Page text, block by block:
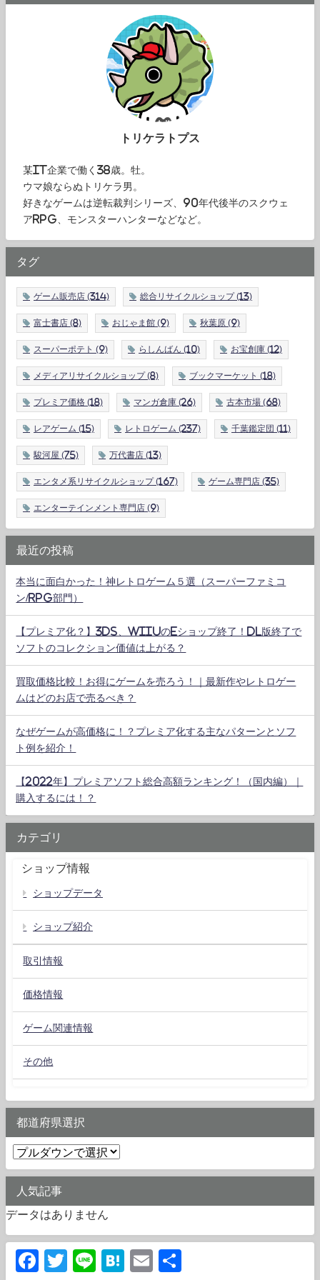
トリケラトプス
某IT企業で働く38歳。牡。
ウマ娘ならぬトリケラ男。
好きなゲームは逆転裁判シリーズ、90年代後半のスクウェ
アRPG、モンスターハンターなどなど。
タグ
ゲーム販売店 (314) 総合リサイクルショップ (13)
富士書店 (8) おじゃま館 (9) 秋葉原 (9)
スーパーポテト (9) らしんばん (10) お宝創庫 (12)
メディアリサイクルショップ (8) ブックマーケット (18)
プレミア価格 (18) マンガ倉庫 (26) 古本市場 (68)
レアゲーム (15) レトロゲーム (237) 千葉鑑定団 (11)
駿河屋 (75) 万代書店 (13)
エンタメ系リサイクルショップ (167) ゲーム専門店 (35)
エンターテインメント専門店 (9)
最近の投稿
本当に面白かった！神レトロゲーム５選（スーパーファミコ
ン/RPG部門）
【プレミア化？】3DS、WiiUのeショップ終了！DL版終了で
ソフトのコレクション価値は上がる？
買取価格比較！お得にゲームを売ろう！｜最新作やレトロゲー
ムはどのお店で売るべき？
なぜゲームが高価格に！？プレミア化する主なパターンとソフ
ト例を紹介！
【2022年】プレミアソフト総合高額ランキング！（国内編）｜
購入するには！？
カテゴリ
ショップ情報
ショップデータ
ショップ紹介
取引情報
価格情報
ゲーム関連情報
その他
都道府県選択
人気記事
データはありません
Facebook
Twitter
LineHatena
Email